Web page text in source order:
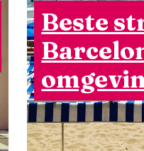
Beste